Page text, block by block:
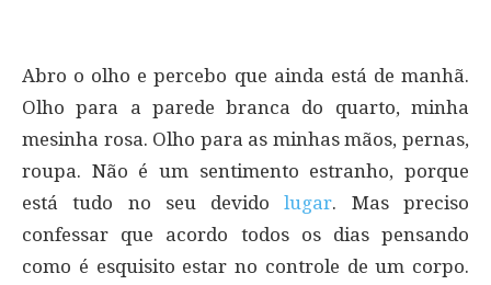
Abro o olho e percebo que ainda está de manhã.
Olho para a parede branca do quarto, minha
mesinha rosa. Olho para as minhas mãos, pernas,
roupa. Não é um sentimento estranho, porque
está tudo no seu devidolugar. Mas preciso
confessar que acordo todos os dias pensando
como é esquisito estar no controle de um corpo.